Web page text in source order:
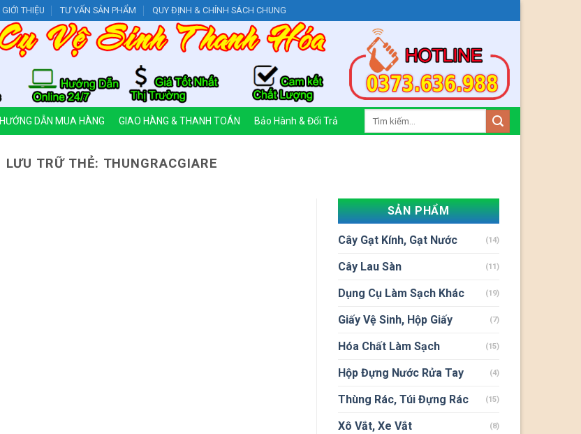
GIỚI THIỆU TƯ VẤN SẢN PHẨM QUY ĐỊNH & CHÍNH SÁCH CHUNG
HƯỚNG DẪN MUA HÀNG GIAO HÀNG & THANH TOÁN Bảo Hành & Đổi Trả
LƯU TRỮ THẺ: THUNGRACGIARE
SẢN PHẨM
Cây Gạt Kính, Gạt Nước (14)
Cây Lau Sàn (11)
Dụng Cụ Làm Sạch Khác (19)
Giấy Vệ Sinh, Hộp Giấy (7)
Hóa Chất Làm Sạch (15)
Hộp Đựng Nước Rửa Tay (4)
Thùng Rác, Túi Đựng Rác (15)
Xô Vắt, Xe Vắt (8)